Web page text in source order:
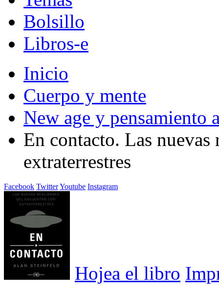
Bolsillo
Libros-e
Inicio
Cuerpo y mente
New age y pensamiento
En contacto. Las nuevas
extraterrestres
Facebook TwitterYoutube Instagram
Hojea el libro